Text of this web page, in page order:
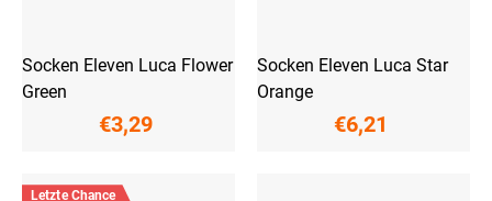
Socken Eleven Luca Flower
Green
€3,29
Socken Eleven Luca Star
Orange
€6,21
Letzte Chance